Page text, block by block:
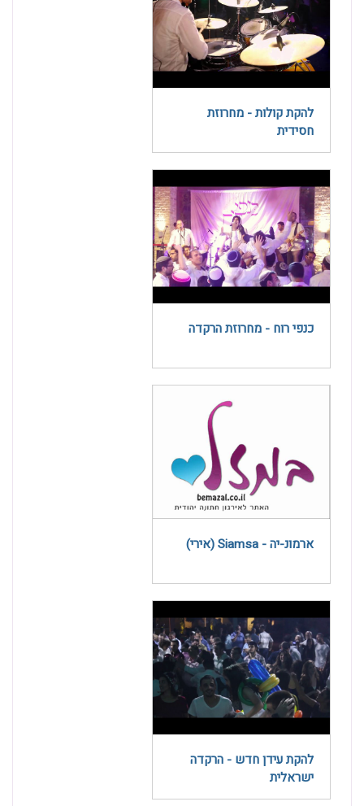
להקת קולות - מחרוזת
חסידית
כנפי רוח - מחרוזת הרקדה
ארמונ-יה - Siamsa (אירי)
להקת עידן חדש - הרקדה
ישראלית